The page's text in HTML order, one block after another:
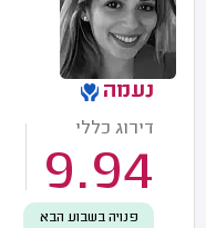
נעמה
דירוג כללי
9.94
פנויה בשבוע הבא